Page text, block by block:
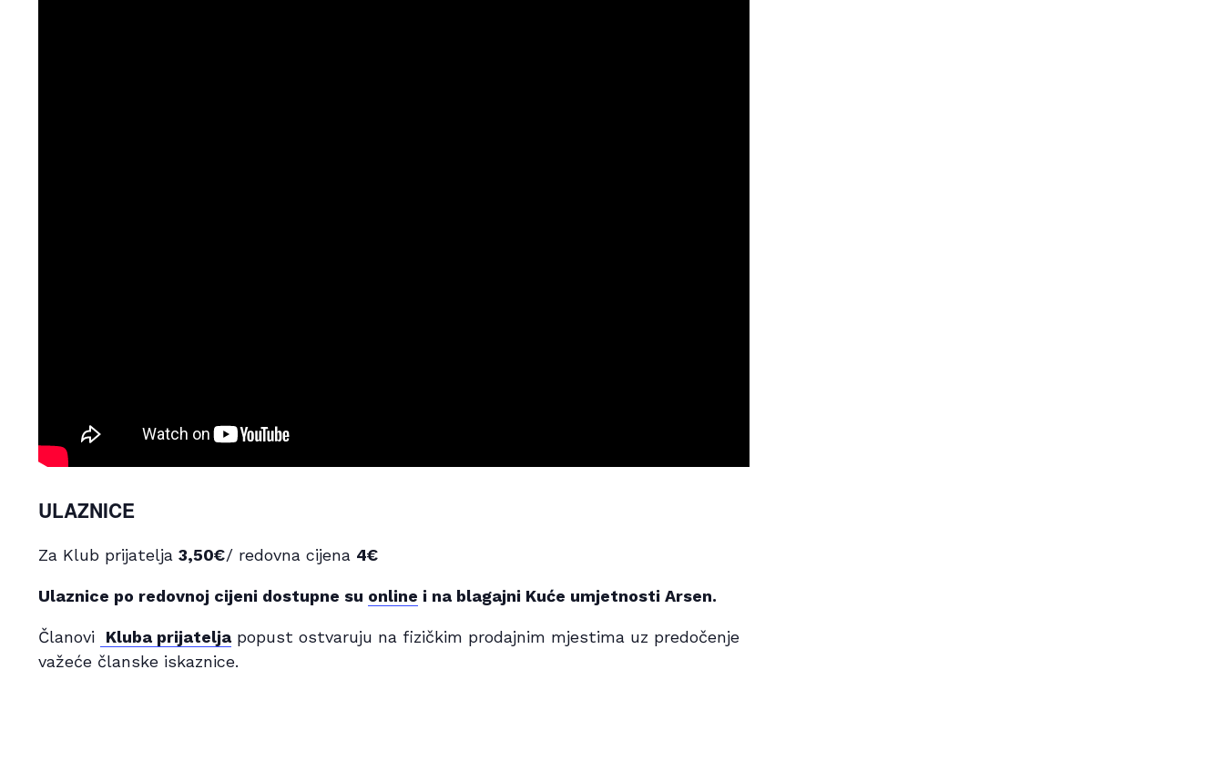
ULAZNICE
Za Klub prijatelja 3,50€/ redovna cijena 4€
Ulaznice po redovnoj cijeni dostupne su online i na blagajni Kuće umjetnosti Arsen.
Članovi Kluba prijatelja popust ostvaruju na fizičkim prodajnim mjestima uz predočenje
važeće članske iskaznice.